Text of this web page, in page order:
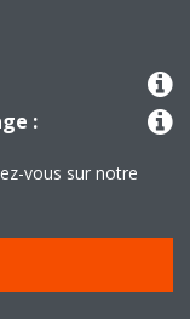
cookies
:
vous sur notre